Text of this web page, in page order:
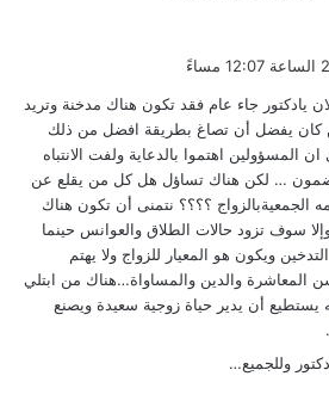
يادكتور جاء عام فقد تكون هناك مدخنة وتريد
كان يفضل أن تصاغ بطريقة افضل من ذلك
المسؤولين اهتموا بالدعاية ولفت الانتباه
… لكن هناك تساؤل هل كل من يقلع عن
الجمعيةبالزواج ؟؟؟؟ نتمنى أن تكون هناك
سوف تزود حالات الطلاق والعوانس حينما
ويكون هو المعيار للزواج ولا يهتم
المعاشرة والدين والمساواة…هناك من ابتلي
يستطيع أن يدير حياة زوجية سعيدة ويصنع
وللجميع…